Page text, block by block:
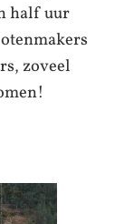
half uur
zoveel